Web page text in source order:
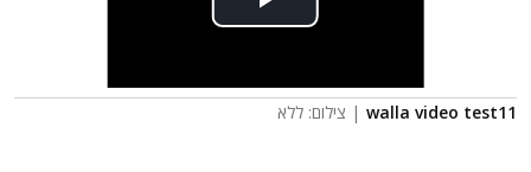
walla video test11 | צילום: ללא